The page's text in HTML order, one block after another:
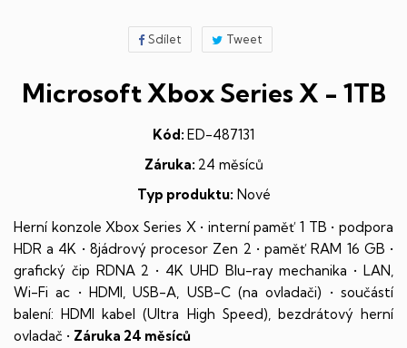
Sdílet Tweet
Microsoft Xbox Series X - 1TB
Kód: ED-487131
Záruka: 24 měsíců
Typ produktu: Nové
Herní konzole Xbox Series X • interní paměť 1 TB • podpora
HDR a 4K • 8jádrový procesor Zen 2 • paměť RAM 16 GB •
grafický čip RDNA 2 • 4K UHD Blu-ray mechanika • LAN,
Wi-Fi ac • HDMI, USB-A, USB-C (na ovladači) • součástí
balení: HDMI kabel (Ultra High Speed), bezdrátový herní
ovladač • Záruka 24 měsíců